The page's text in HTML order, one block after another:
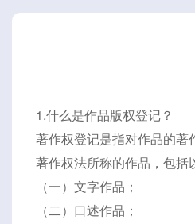
1.什么是作品版权登记？
著作权登记是指对作品的著
著作权法所称的作品，包括
（一）文字作品；
（二）口述作品；